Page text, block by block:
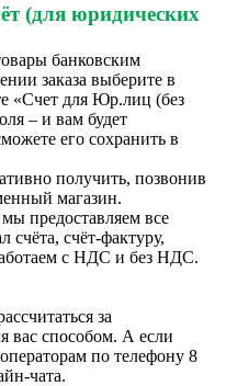
(для юридических
банковским
заказа выберите в
«Счет для Юр.лиц (без
– и вам будет
его сохранить в
получить, позвонив
магазин.
предоставляем все
счёт-фактуру,
с НДС и без НДС.
за
вас способом. А если
по телефону 8
чата.